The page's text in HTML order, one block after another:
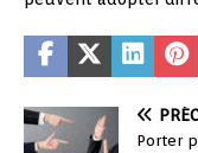
Porter